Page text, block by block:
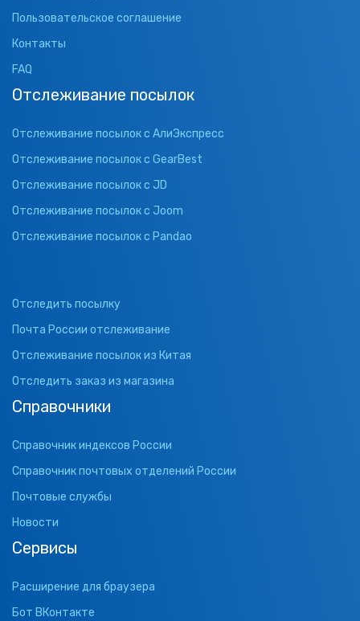
Пользовательское соглашение
Контакты
FAQ
Отслеживание посылок
Отслеживание посылок с АлиЭкспресс
Отслеживание посылок с GearBest
Отслеживание посылок с JD
Отслеживание посылок с Joom
Отслеживание посылок с Pandao
Отследить посылку
Почта России отслеживание
Отслеживание посылок из Китая
Отследить заказ из магазина
Справочники
Справочник индексов России
Справочник почтовых отделений России
Почтовые службы
Новости
Сервисы
Расширение для браузера
Бот ВКонтакте